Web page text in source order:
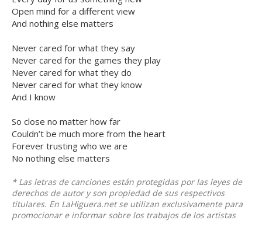
Open mind for a different view
And nothing else matters
Never cared for what they say
Never cared for the games they play
Never cared for what they do
Never cared for what they know
And I know
So close no matter how far
Couldn’t be much more from the heart
Forever trusting who we are
No nothing else matters
* Las letras de canciones están protegidas por las leyes de
derechos de autor y son propiedad de sus respectivos
titulares. En LaHiguera.net se utilizan exclusivamente para
promocionar e informar sobre los trabajos de los artistas